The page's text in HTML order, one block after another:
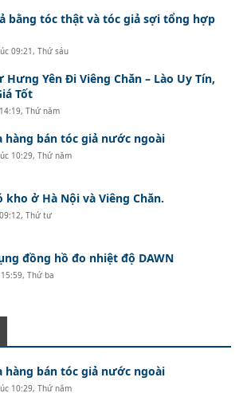
bằng tóc thật và tóc giả sợi tổng hợp
09:21, Thứ sáu
Hưng Yên Đi Viêng Chăn – Lào Uy Tín,
Tốt
Thứ năm
hàng bán tóc giả nước ngoài
10:29, Thứ năm
kho ở Hà Nội và Viêng Chăn.
Thứ tư
đồng hồ đo nhiệt độ DAWN
15:59, Thứ ba
hàng bán tóc giả nước ngoài
10:29, Thứ năm